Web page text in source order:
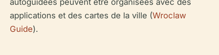
applications et des cartes de la ville (Wroclaw
Guide).